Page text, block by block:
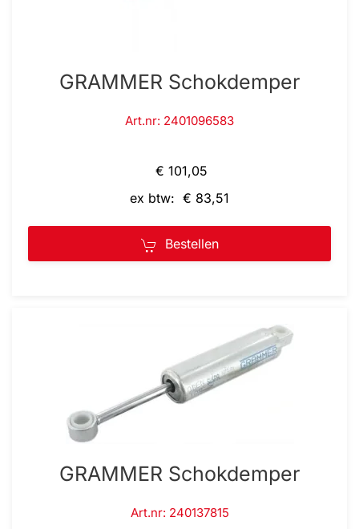
GRAMMER Schokdemper
Art.nr: 2401096583
€ 101,05
ex btw: € 83,51
Bestellen
GRAMMER Schokdemper
Art.nr: 240137815